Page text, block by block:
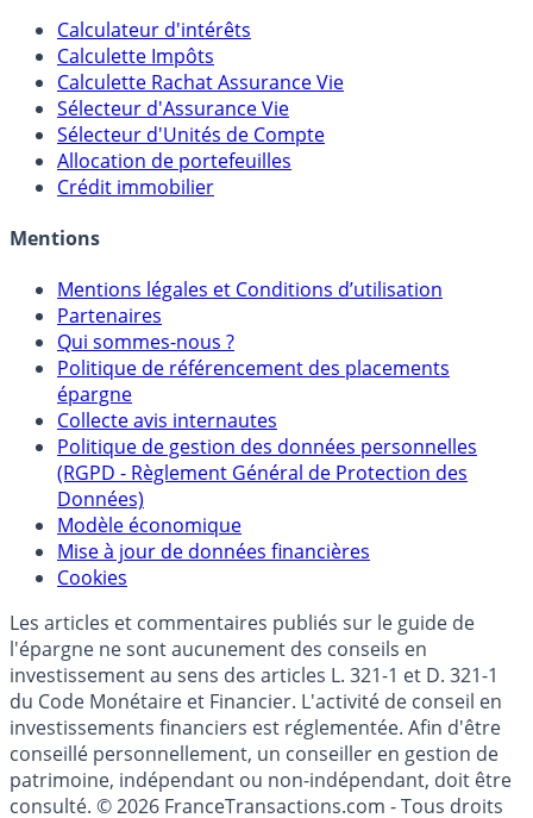
Outils
Calculateur d'intérêts
Calculette Impôts
Calculette Rachat Assurance Vie
Sélecteur d'Assurance Vie
Sélecteur d'Unités de Compte
Crédit immobilier
Mentions
Mentions légales et Conditions d’utilisation
Partenaires
Qui sommes-nous ?
Politique de référencement des placements
épargne
Collecte avis internautes
Politique de gestion des données personnelles
(RGPD - Règlement Général de Protection des
Données)
Modèle économique
Cookies
Les articles et commentaires publiés sur le guide de
l'épargne ne sont aucunement des conseils en
investissement au sens des articles L. 321-1 et D. 321-1
du Code Monétaire et Financier. L'activité de conseil en
investissements financiers est réglementée. Afin d'être
conseillé personnellement, un conseiller en gestion de